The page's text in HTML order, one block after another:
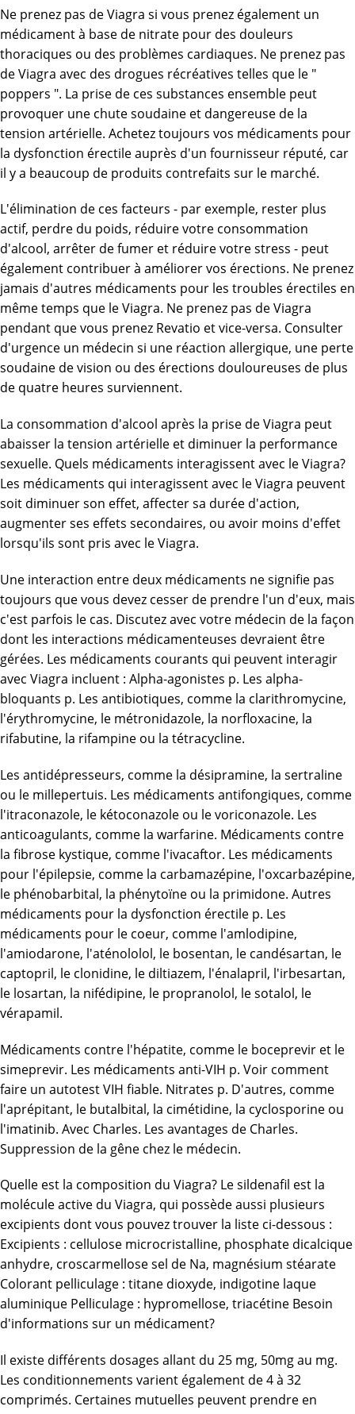
Ne prenez pas de Viagra si vous prenez également un
médicament à base de nitrate pour des douleurs
thoraciques ou des problèmes cardiaques. Ne prenez pas
de Viagra avec des drogues récréatives telles que le "
poppers ". La prise de ces substances ensemble peut
provoquer une chute soudaine et dangereuse de la
tension artérielle. Achetez toujours vos médicaments pour
la dysfonction érectile auprès d'un fournisseur réputé, car
il y a beaucoup de produits contrefaits sur le marché.
L'élimination de ces facteurs - par exemple, rester plus
actif, perdre du poids, réduire votre consommation
d'alcool, arrêter de fumer et réduire votre stress - peut
également contribuer à améliorer vos érections. Ne prenez
jamais d'autres médicaments pour les troubles érectiles en
même temps que le Viagra. Ne prenez pas de Viagra
pendant que vous prenez Revatio et vice-versa. Consulter
d'urgence un médecin si une réaction allergique, une perte
soudaine de vision ou des érections douloureuses de plus
de quatre heures surviennent.
La consommation d'alcool après la prise de Viagra peut
abaisser la tension artérielle et diminuer la performance
sexuelle. Quels médicaments interagissent avec le Viagra?
Les médicaments qui interagissent avec le Viagra peuvent
soit diminuer son effet, affecter sa durée d'action,
augmenter ses effets secondaires, ou avoir moins d'effet
lorsqu'ils sont pris avec le Viagra.
Une interaction entre deux médicaments ne signifie pas
toujours que vous devez cesser de prendre l'un d'eux, mais
c'est parfois le cas. Discutez avec votre médecin de la façon
dont les interactions médicamenteuses devraient être
gérées. Les médicaments courants qui peuvent interagir
avec Viagra incluent : Alpha-agonistes p. Les alpha-
bloquants p. Les antibiotiques, comme la clarithromycine,
l'érythromycine, le métronidazole, la norfloxacine, la
rifabutine, la rifampine ou la tétracycline.
Les antidépresseurs, comme la désipramine, la sertraline
ou le millepertuis. Les médicaments antifongiques, comme
l'itraconazole, le kétoconazole ou le voriconazole. Les
anticoagulants, comme la warfarine. Médicaments contre
la fibrose kystique, comme l'ivacaftor. Les médicaments
pour l'épilepsie, comme la carbamazépine, l'oxcarbazépine,
le phénobarbital, la phénytoïne ou la primidone. Autres
médicaments pour la dysfonction érectile p. Les
médicaments pour le coeur, comme l'amlodipine,
l'amiodarone, l'aténololol, le bosentan, le candésartan, le
captopril, le clonidine, le diltiazem, l'énalapril, l'irbesartan,
le losartan, la nifédipine, le propranolol, le sotalol, le
vérapamil.
Médicaments contre l'hépatite, comme le boceprevir et le
simeprevir. Les médicaments anti-VIH p. Voir comment
faire un autotest VIH fiable. Nitrates p. D'autres, comme
l'aprépitant, le butalbital, la cimétidine, la cyclosporine ou
l'imatinib. Avec Charles. Les avantages de Charles.
Suppression de la gêne chez le médecin.
Quelle est la composition du Viagra? Le sildenafil est la
molécule active du Viagra, qui possède aussi plusieurs
excipients dont vous pouvez trouver la liste ci-dessous :
Excipients : cellulose microcristalline, phosphate dicalcique
anhydre, croscarmellose sel de Na, magnésium stéarate
Colorant pelliculage : titane dioxyde, indigotine laque
aluminique Pelliculage : hypromellose, triacétine Besoin
d'informations sur un médicament?
Il existe différents dosages allant du 25 mg, 50mg au mg.
Les conditionnements varient également de 4 à 32
comprimés. Certaines mutuelles peuvent prendre en